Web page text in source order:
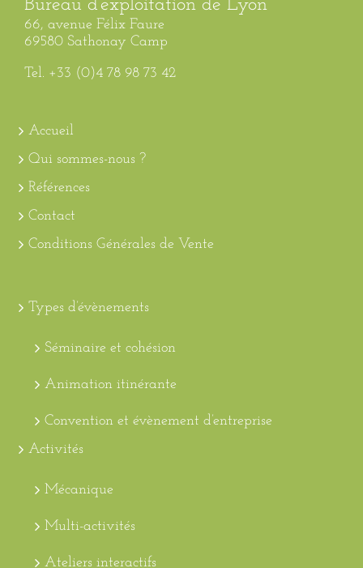
Bureau d’exploitation de Lyon
66, avenue Félix Faure
69580 Sathonay Camp
Tel. +33 (0)4 78 98 73 42
Accueil
Qui sommes-nous ?
Références
Contact
Conditions Générales de Vente
Types d’évènements
Séminaire et cohésion
Animation itinérante
Convention et évènement d’entreprise
Activités
Mécanique
Multi-activités
Ateliers interactifs